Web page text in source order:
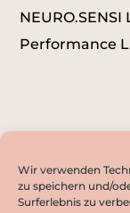
Wir verwenden
zu speichern und/
Surferlebnis zu
NEURO.SENSI
Performance